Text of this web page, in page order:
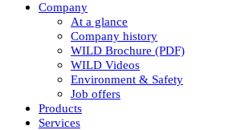
Company
At a glance
Company history
WILD Brochure (PDF)
WILD Videos
Environment & Safety
Job offers
Products
Services